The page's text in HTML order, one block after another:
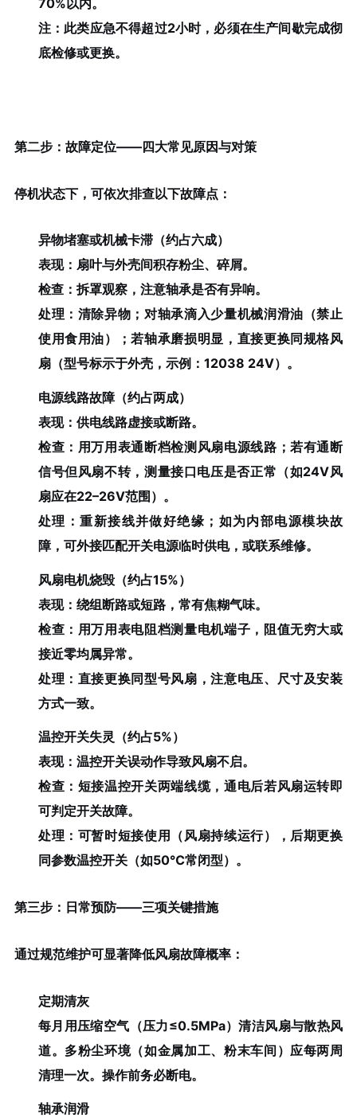
70%以内。
注：此类应急不得超过2小时，必须在生产间歇完成彻
底检修或更换。
第二步：故障定位——四大常见原因与对策
停机状态下，可依次排查以下故障点：
异物堵塞或机械卡滞（约占六成）
表现：扇叶与外壳间积存粉尘、碎屑。
检查：拆罩观察，注意轴承是否有异响。
处理：清除异物；对轴承滴入少量机械润滑油（禁止
使用食用油）；若轴承磨损明显，直接更换同规格风
扇（型号标示于外壳，示例：12038 24V）。
电源线路故障（约占两成）
表现：供电线路虚接或断路。
检查：用万用表通断档检测风扇电源线路；若有通断
信号但风扇不转，测量接口电压是否正常（如24V风
扇应在22–26V范围）。
处理：重新接线并做好绝缘；如为内部电源模块故
障，可外接匹配开关电源临时供电，或联系维修。
风扇电机烧毁（约占15%）
表现：绕组断路或短路，常有焦糊气味。
检查：用万用表电阻档测量电机端子，阻值无穷大或
接近零均属异常。
处理：直接更换同型号风扇，注意电压、尺寸及安装
方式一致。
温控开关失灵（约占5%）
表现：温控开关误动作导致风扇不启。
检查：短接温控开关两端线缆，通电后若风扇运转即
可判定开关故障。
处理：可暂时短接使用（风扇持续运行），后期更换
同参数温控开关（如50℃常闭型）。
第三步：日常预防——三项关键措施
通过规范维护可显著降低风扇故障概率：
定期清灰
每月用压缩空气（压力≤0.5MPa）清洁风扇与散热风
道。多粉尘环境（如金属加工、粉末车间）应每两周
清理一次。操作前务必断电。
轴承润滑